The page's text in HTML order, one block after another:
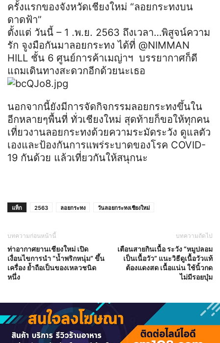
ครั้งแรกของจังหวัดเชียงใหม่ “ลอยกระทงบน
ดาดฟ้า”
ตั้งแต่ วันนี้ – 1 .พ.ย. 2563 ถึงเวลา…พิสูจน์ความ
รัก จูงมือกันมาลอยกระทง ได้ที่ @NIMMAN
HILL ชั้น 6 ศูนย์การค้าเมญ่าฯ บรรยากาศก็ดี
แถมเดินทางสะดวกอีกด้วยนะเธอ
นอกจากนี้ยังมีการจัดกิจกรรมลอยกระทงขึ้นใน
อีกหลายๆพื้นที่ ทั่วเชียงใหม่ สุดท้ายก็ขอให้ทุกคน
เที่ยวงานลอยกระทงด้วยความระมัดระวัง ดูแลตัว
เองและป้องกันการแพร่ระบาดของโรค COVID-
19 กันด้วย แล้วเที่ยวกันให้สนุกนะ
แท็ก 2563 ลอยกระทง วันลอยกระทงเชียงใหม่
บทความก่อนหน้านี้
ท่าอากาศยานเชียงใหม่ เปิด
เงื่อนไขการนำ “น้ำพริกหนุ่ม” ขึ้น
เครื่อง ย้ำถือเป็นของเหลวชนิด
หนึ่ง
บทความถัดไป
เตือนสายกินเนื้อ ระวัง “หมูปลอม
เป็นเนื้อวัว” แนะวิธีดูเนื้อวัวแท้
ต้องแดงสด เนื้อแน่น ใช้นิ้วกด
ไม่มีรอยบุ๋ม